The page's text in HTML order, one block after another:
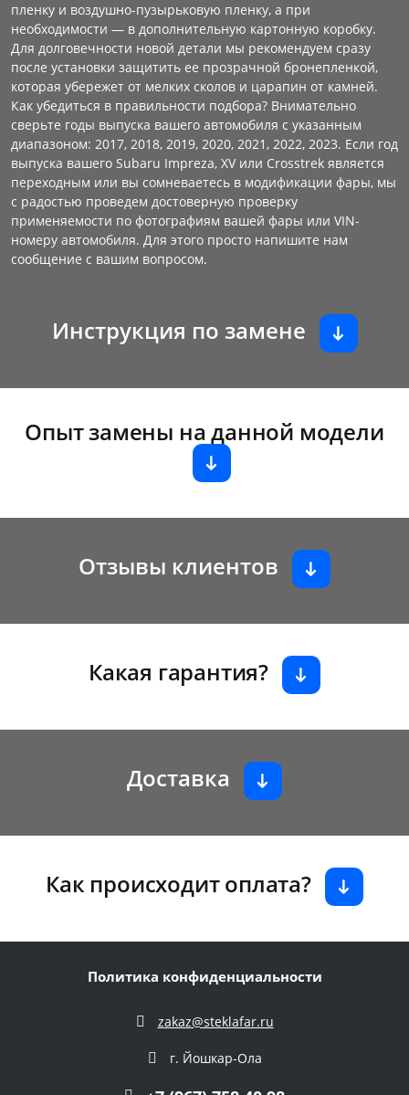
пленку и воздушно-пузырьковую пленку, а при
необходимости — в дополнительную картонную коробку.
Для долговечности новой детали мы рекомендуем сразу
после установки защитить ее прозрачной бронепленкой,
которая убережет от мелких сколов и царапин от камней.
Как убедиться в правильности подбора? Внимательно
сверьте годы выпуска вашего автомобиля с указанным
диапазоном: 2017, 2018, 2019, 2020, 2021, 2022, 2023. Если год
выпуска вашего Subaru Impreza, XV или Crosstrek является
переходным или вы сомневаетесь в модификации фары, мы
с радостью проведем достоверную проверку
применяемости по фотографиям вашей фары или VIN-
номеру автомобиля. Для этого просто напишите нам
сообщение с вашим вопросом.
Инструкция по замене
Опыт замены на данной модели
Отзывы клиентов
Какая гарантия?
Доставка
Как происходит оплата?
Политика конфиденциальности
zakaz@steklafar.ru
г. Йошкар-Ола